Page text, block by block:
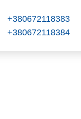
+380672118383
+380672118384